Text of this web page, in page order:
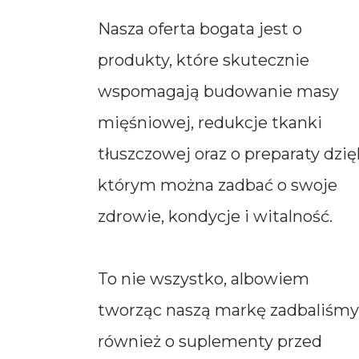
Nasza oferta bogata jest o
produkty, które skutecznie
wspomagają budowanie masy
mięśniowej, redukcje tkanki
tłuszczowej oraz o preparaty
którym można zadbać o swoje
zdrowie, kondycje i witalność.
To nie wszystko, albowiem
tworząc naszą markę zadbaliśmy
również o suplementy przed